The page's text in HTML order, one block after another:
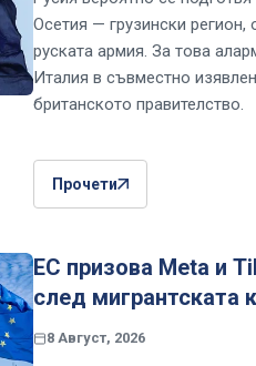
Осетия — грузински регион,
руската армия. За това
Италия в съвместно
британското правителство.
Прочети
ЕС призова Meta и
след мигрантската
8 Август, 2026